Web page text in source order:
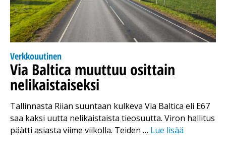
Verkkouutinen
Via Baltica muuttuu osittain
nelikaistaiseksi
Tallinnasta Riian suuntaan kulkeva Via Baltica eli E67
saa kaksi uutta nelikaistaista tieosuutta. Viron hallitus
päätti asiasta viime viikolla. Teiden … Lue lisää